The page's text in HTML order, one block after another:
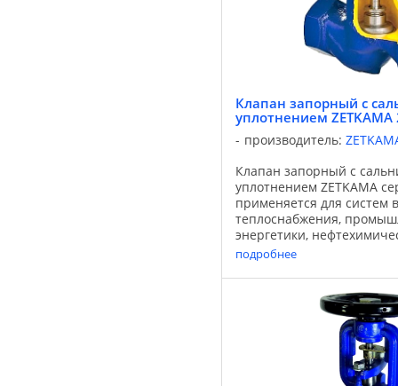
Клапан запорный с
уплотнением ZETKAMA
производитель:
Клапан запорный с
уплотнением ZETKAMA
применяется для систем
теплоснабжения,
энергетики,
промышленности,
вода, пар, раствор ...
подробнее